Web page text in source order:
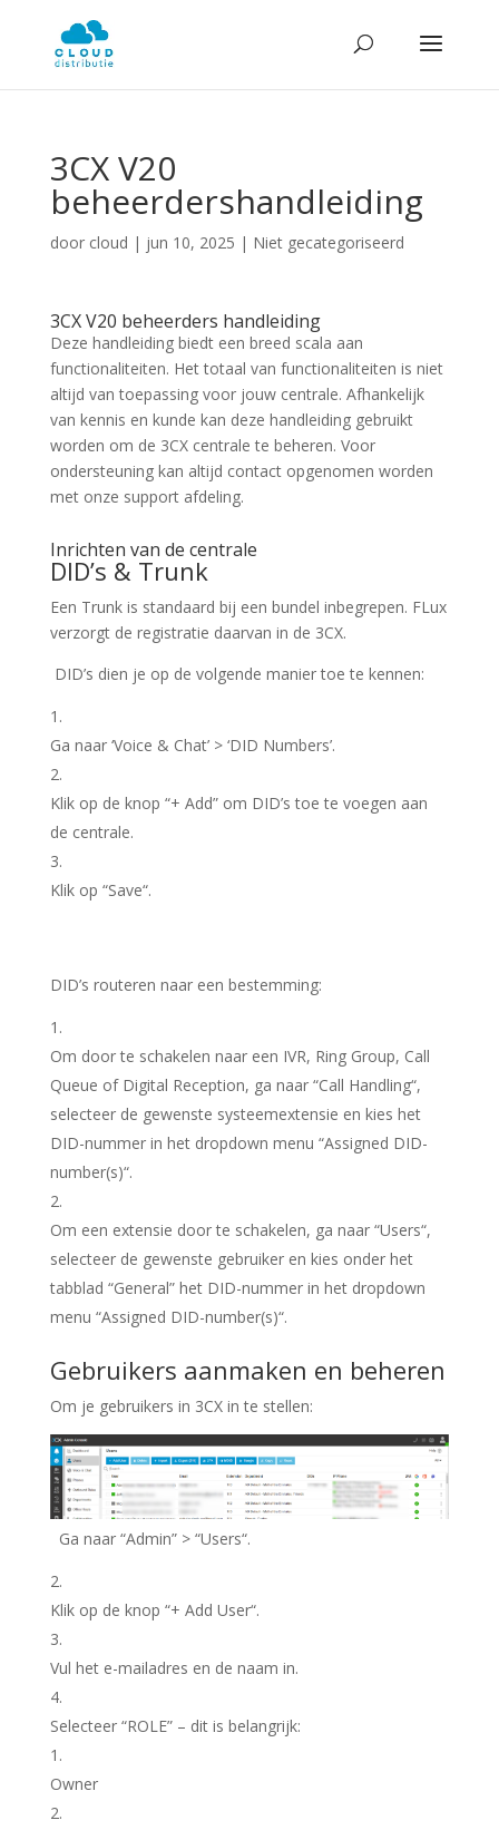
3CX V20
beheerdershandleiding
door cloud | jun 10, 2025 | Niet gecategoriseerd
3CX V20 beheerders handleiding
Deze handleiding biedt een breed scala aan
functionaliteiten. Het totaal van functionaliteiten is niet
altijd van toepassing voor jouw centrale. Afhankelijk
van kennis en kunde kan deze handleiding gebruikt
worden om de 3CX centrale te beheren. Voor
ondersteuning kan altijd contact opgenomen worden
met onze support afdeling.
Inrichten van de centrale
DID’s & Trunk
Een Trunkis standaard bij een bundel inbegrepen. FLux
verzorgt de registratie daarvan in de 3CX.
DID’s dien je op de volgende manier toe te kennen:
Ga naar ‘Voice & Chat’ > ‘DID Numbers’.
Klik op de knop “+ Add” om DID’s toe te voegen aan
de centrale.
Klik op “Save“.
DID’s routeren naar een bestemming:
Om door te schakelen naar een IVR, Ring Group, Call
Queue of Digital Reception, ga naar “Call Handling“,
selecteer de gewenste systeemextensie en kies het
DID-nummer in het dropdown menu “Assigned DID-
number(s)“.
Om een extensie door te schakelen, ga naar “Users“,
selecteer de gewenste gebruiker en kies onder het
tabblad “General” het DID-nummer in het dropdown
menu “Assigned DID-number(s)“.
Gebruikers aanmaken en beheren
Om je gebruikers in 3CX in te stellen:
Ga naar “Admin” > “Users“.
Klik op de knop “+ Add User“.
Vul het e-mailadres en de naam in.
Selecteer “ROLE” – dit is belangrijk:
Owner